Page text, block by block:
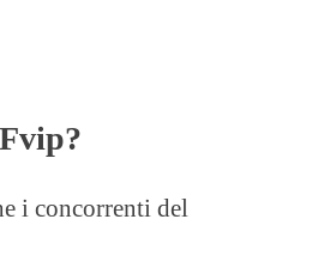
i concorrenti del